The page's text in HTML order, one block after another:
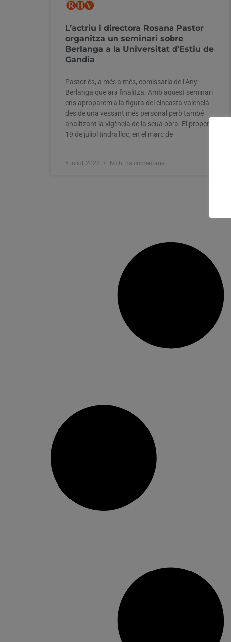
L’actriu i directora Rosana Pastor
organitza un seminari sobre
Berlanga a la Universitat d’Estiu de
Gandia
Pastor és, a més a més, comissaria de l’Any
Berlanga que ara finalitza. Amb aquest seminari
ens aproparem a la figura del cineasta valencià
des de una vessant més personal però també
analitzant la vigència de la seua obra. El proper
19 de juliol tindrà lloc, en el marc de
5 juliol, 2022 No hi ha comentaris